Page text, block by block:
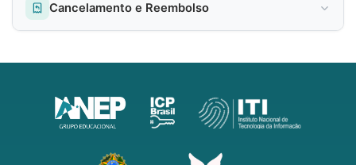
Cancelamento e Reembolso